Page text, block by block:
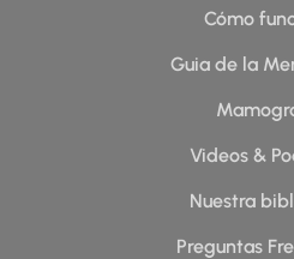
Cómo
Guia de la
Videos &
Nuestra
Preguntas